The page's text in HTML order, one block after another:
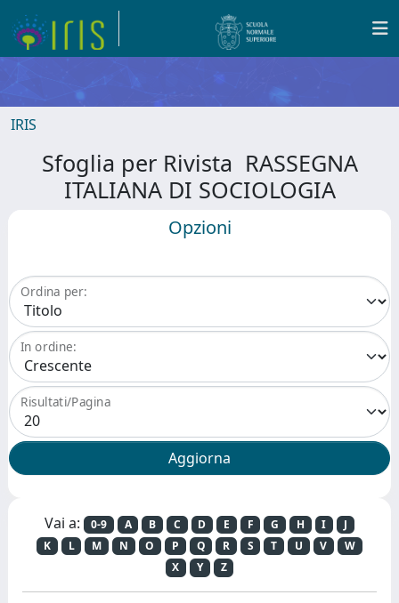
IRIS
Sfoglia per Rivista RASSEGNA
ITALIANA DI SOCIOLOGIA
Opzioni
Ordina per:
In ordine:
Risultati/Pagina
Vai a: 0-9 A B C D E F G H I
J
K
L M N O P Q R S T U V
W
X
Y Z